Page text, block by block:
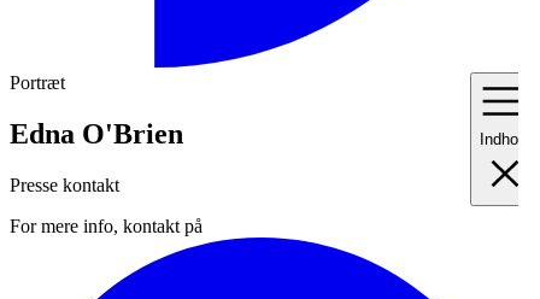
Indhold
Portræt
Edna O'Brien
Presse kontakt
For mere info, kontakt på